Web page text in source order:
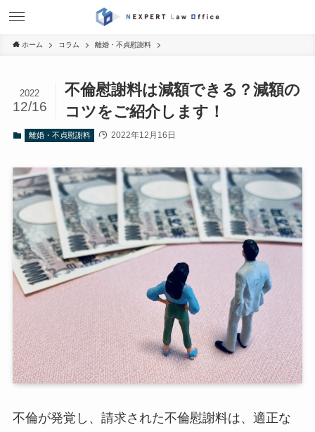
ホーム コラム 離婚・不貞慰謝料
不倫慰謝料は減額できる？減額の
コツをご紹介します！
2022
12/16
離婚・不貞慰謝料 2022年12月16日
不倫が発覚し、請求された不倫慰謝料は、適正な